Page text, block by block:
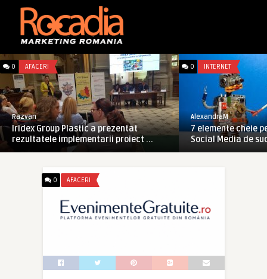
Razvan
Focus pe productivitate: Philips
prezintă monitoarele hibrid USB ...
0 AFACERI
Razvan
Iridex Group Plastic a prezentat
rezultatele implementarii proiect ...
0 INTERNET
AlexandraM
7 elemente cheie
Social Media de
0 AFACERI